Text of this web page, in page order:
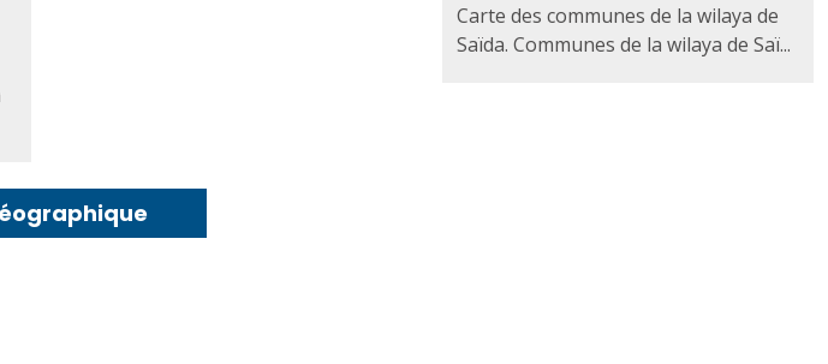
Carte des communes de la wilaya de
Saïda. Communes de la wilaya de Saï...